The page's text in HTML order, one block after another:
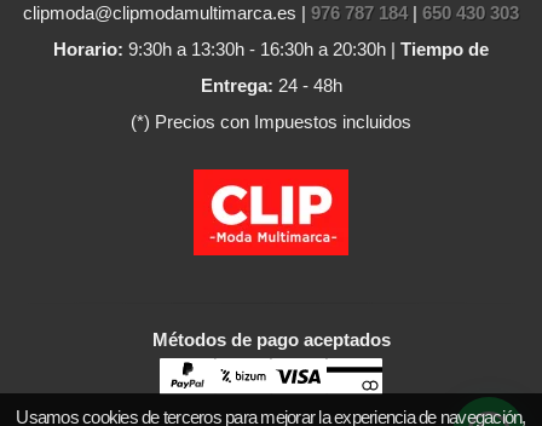
clipmoda@clipmodamultimarca.es | 976 787 184| 650 430 303
Horario: 9:30h a 13:30h - 16:30h a 20:30h | Tiempo de
Entrega: 24 - 48h
(*) Precios con Impuestos incluidos
Métodos de pago aceptados
Usamos cookies de terceros para mejorar la experiencia de navegación,